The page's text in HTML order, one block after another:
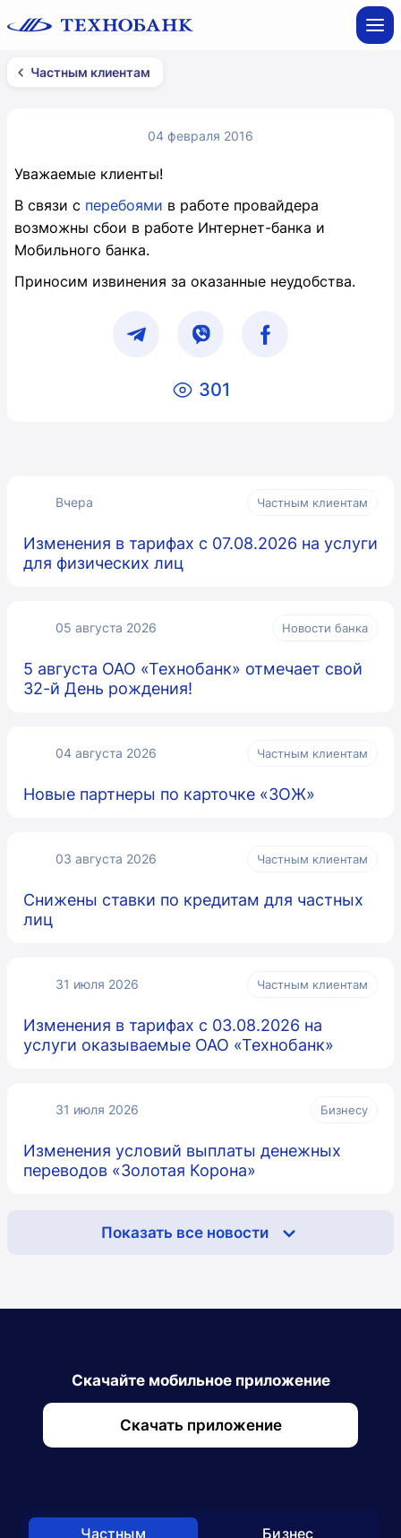
Частным клиентам
04 февраля 2016
Уважаемые клиенты!
В связи с перебоями в работе провайдера
возможны сбои в работе Интернет-банка и
Мобильного банка.
Приносим извинения за оказанные неудобства.
301
Вчера Частным клиентам
Изменения в тарифах с 07.08.2026 на услуги
для физических лиц
05 августа 2026 Новости банка
5 августа ОАО «Технобанк» отмечает свой
32-й День рождения!
04 августа 2026 Частным клиентам
Новые партнеры по карточке «ЗОЖ»
03 августа 2026 Частным клиентам
Снижены ставки по кредитам для частных
лиц
31 июля 2026 Частным клиентам
Изменения в тарифах с 03.08.2026 на
услуги оказываемые ОАО «Технобанк»
31 июля 2026 Бизнесу
Изменения условий выплаты денежных
переводов «Золотая Корона»
Показать все новости
Скачайте мобильное приложение
Скачать приложение
Частным Бизнес